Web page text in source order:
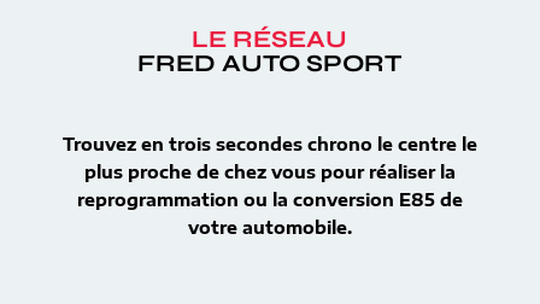
LE RÉSEAU
FRED AUTO SPORT
Trouvez en trois secondes chrono le centre le
plus proche de chez vous pour réaliser la
reprogrammation ou la conversion E85 de
votre automobile.